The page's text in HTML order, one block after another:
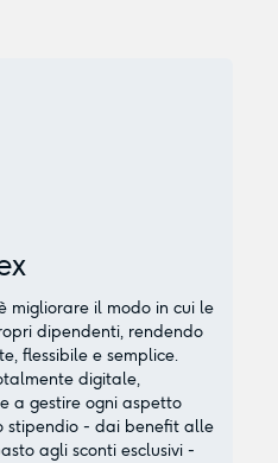
migliorare il modo in cui le
dipendenti, rendendo
flessibile e semplice.
digitale,
a gestire ogni aspetto
stipendio - dai benefit alle
agli sconti esclusivi -